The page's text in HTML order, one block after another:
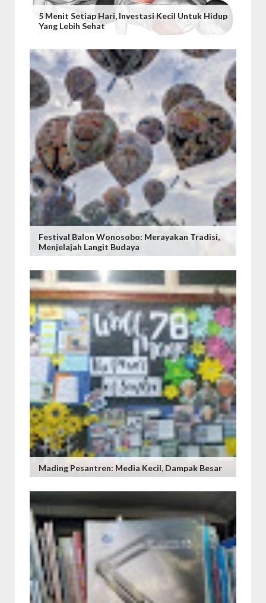
5 Menit Setiap Hari, Investasi Kecil Untuk Hidup
Yang Lebih Sehat
Festival Balon Wonosobo: Merayakan Tradisi,
Menjelajah Langit Budaya
Mading Pesantren: Media Kecil, Dampak Besar